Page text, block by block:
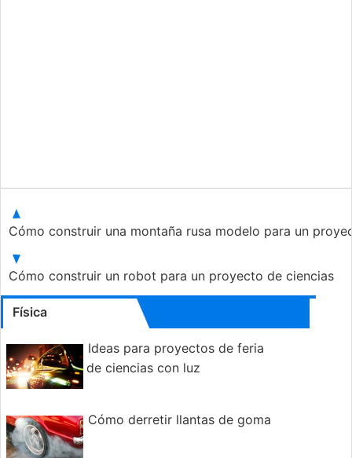
Cómo construir una montaña rusa modelo para un
Cómo construir un robot para un proyecto de ciencias
Física
Ideas para proyectos de feria
de ciencias con luz
Cómo derretir llantas de goma